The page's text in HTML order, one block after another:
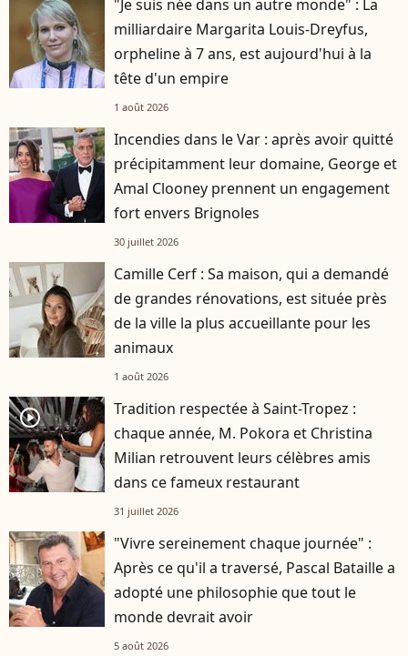
"Je suis née dans un autre monde" : La
milliardaire Margarita Louis-Dreyfus,
orpheline à 7 ans, est aujourd'hui à la
tête d'un empire
1 août 2026
Incendies dans le Var : après avoir quitté
précipitamment leur domaine, George et
Amal Clooney prennent un engagement
fort envers Brignoles
30 juillet 2026
Camille Cerf : Sa maison, qui a demandé
de grandes rénovations, est située près
de la ville la plus accueillante pour les
animaux
1 août 2026
player2
Tradition respectée à Saint-Tropez :
chaque année, M. Pokora et Christina
Milian retrouvent leurs célèbres amis
dans ce fameux restaurant
31 juillet 2026
"Vivre sereinement chaque journée" :
Après ce qu'il a traversé, Pascal Bataille a
adopté une philosophie que tout le
monde devrait avoir
5 août 2026